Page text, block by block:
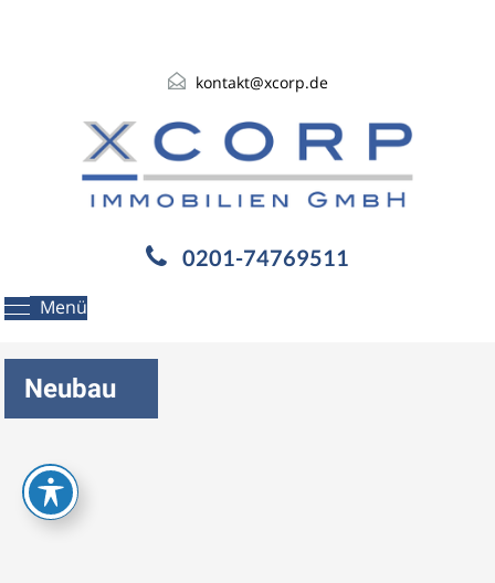
kontakt@xcorp.de
Menü
0201-74769511
Neubau